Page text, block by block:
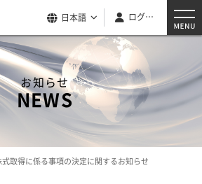
日本語 ログイン
お知らせ
NEWS
式取得に係る事項の決定に関するお知らせ